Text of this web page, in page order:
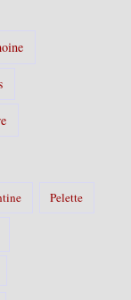
Pelette